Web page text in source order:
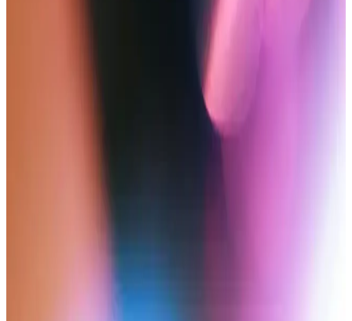
Uygun Fiyatlı Cep Telefonları ve Philips C220
Uygun fiyatlı cep telefonları, temel iletişim ihtiyaçlarını karşılayan
yer alan ve kullanıcıların beklentilerini karşılamaya yönelik
Tuşlu Telefonlar Karşılaştırması: Samsung B310 E
Dual Sim ve UZ Mobile Özellikleri